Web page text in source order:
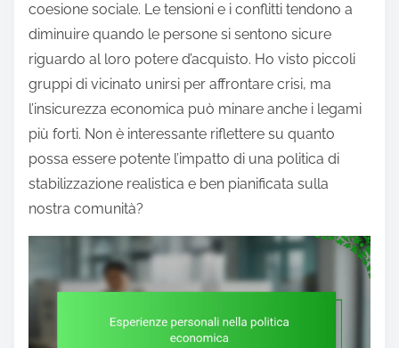
coesione sociale. Le tensioni e i conflitti tendono a
diminuire quando le persone si sentono sicure
riguardo al loro potere d’acquisto. Ho visto piccoli
gruppi di vicinato unirsi per affrontare crisi, ma
l’insicurezza economica può minare anche i legami
più forti. Non è interessante riflettere su quanto
possa essere potente l’impatto di una politica di
stabilizzazione realistica e ben pianificata sulla
nostra comunità?